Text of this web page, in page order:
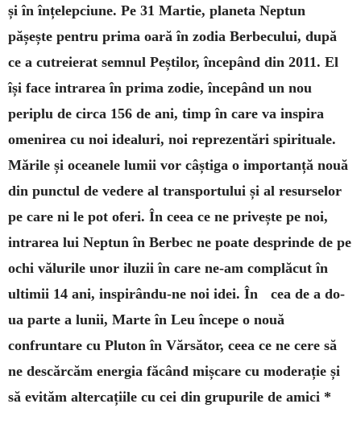
și în înțelepciune. Pe 31 Martie, planeta Neptun
pășește pentru prima oară în zodia Berbecului, după
ce a cutreierat semnul Peștilor, începând din 2011. El
își face intrarea în prima zodie, începând un nou
periplu de circa 156 de ani, timp în care va inspira
omenirea cu noi idealuri, noi reprezentări spirituale.
Mările și oceanele lumii vor câștiga o importanță nouă
din punctul de vedere al transportului și al resurselor
pe care ni le pot oferi. În ceea ce ne privește pe noi,
intrarea lui Neptun în Berbec ne poate desprinde de pe
ochi vălurile unor iluzii în care ne-am complăcut în
ultimii 14 ani, inspirându-ne noi idei. În cea de a do­
ua parte a lunii, Marte în Leu începe o nouă
confruntare cu Pluton în Văr­să­tor, ceea ce ne cere să
ne descărcăm energia făcând mișcare cu moderație și
să evităm altercațiile cu cei din grupurile de amici *